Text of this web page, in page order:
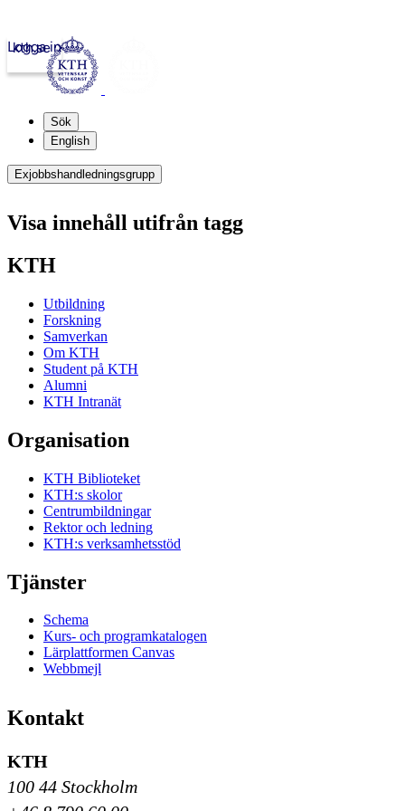
kth.se
Logga in
Sök
English
Exjobbshandledningsgrupp
Visa innehåll utifrån tagg
KTH
Utbildning
Forskning
Samverkan
Om KTH
Student på KTH
Alumni
KTH Intranät
Organisation
KTH Biblioteket
KTH:s skolor
Centrumbildningar
Rektor och ledning
KTH:s verksamhetsstöd
Tjänster
Schema
Kurs- och programkatalogen
Lärplattformen Canvas
Webbmejl
Kontakt
KTH
100 44 Stockholm